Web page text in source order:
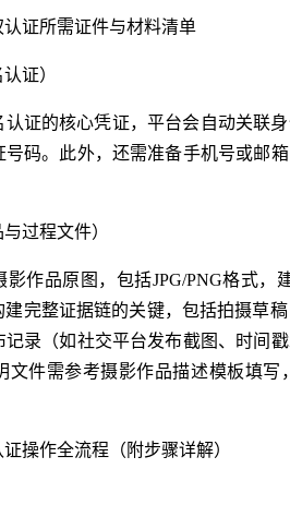
证所需证件与材料清单
证）
认证的核心凭证，平台会自动关联
码。此外，还需准备手机号或邮
过程文件）
影作品原图，包括JPG/PNG格式
完整证据链的关键，包括拍摄草
录（如社交平台发布截图、时间
文件需参考摄影作品描述模板填
操作全流程（附步骤详解）